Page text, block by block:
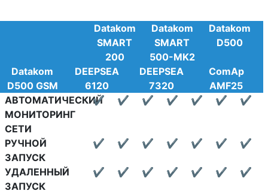
Datakom
SMART
200
Datakom
SMART
500-MK2
Datakom
D500
Datakom
D500 GSM
DEEPSEA
6120
DEEPSEA
7320
ComAp
AMF25
АВТОМАТИЧЕСКИЙ
МОНИТОРИНГ
СЕТИ
✔ ✔ ✔ ✔ ✔ ✔ ✔
РУЧНОЙ
ЗАПУСК
✔ ✔ ✔ ✔ ✔ ✔ ✔
УДАЛЕННЫЙ
ЗАПУСК
✔ ✔ ✔ ✔ ✔ ✔ ✔